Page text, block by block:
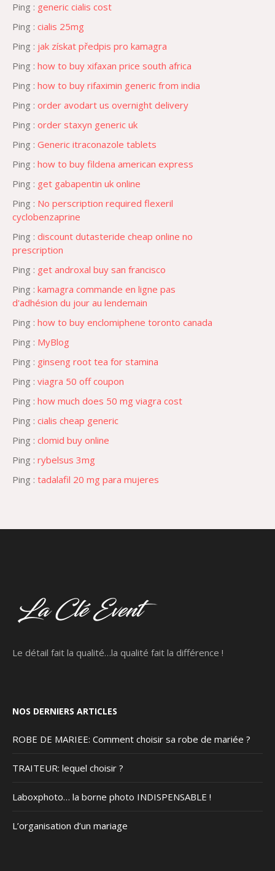
Ping : generic cialis cost
Ping : cialis 25mg
Ping : jak získat předpis pro kamagra
Ping : how to buy xifaxan price south africa
Ping : how to buy rifaximin generic from india
Ping : order avodart us overnight delivery
Ping : order staxyn generic uk
Ping : Generic itraconazole tablets
Ping : how to buy fildena american express
Ping : get gabapentin uk online
Ping : No perscription required flexeril
cyclobenzaprine
Ping : discount dutasteride cheap online no
prescription
Ping : get androxal buy san francisco
Ping : kamagra commande en ligne pas
d'adhésion du jour au lendemain
Ping : how to buy enclomiphene toronto canada
Ping : MyBlog
Ping : ginseng root tea for stamina
Ping : viagra 50 off coupon
Ping : how much does 50 mg viagra cost
Ping : cialis cheap generic
Ping : clomid buy online
Ping : rybelsus 3mg
Ping : tadalafil 20 mg para mujeres
Le détail fait la qualité…la qualité fait la différence !
NOS DERNIERS ARTICLES
ROBE DE MARIEE: Comment choisir sa robe de mariée ?
TRAITEUR: lequel choisir ?
Laboxphoto… la borne photo INDISPENSABLE !
L’organisation d’un mariage